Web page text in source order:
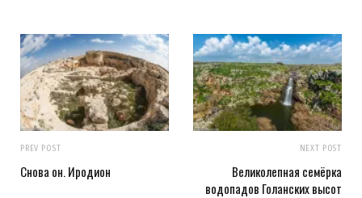
PREV POST
Снова он. Иродион
NEXT POST
Великолепная семёрка
водопадов Голанских высот